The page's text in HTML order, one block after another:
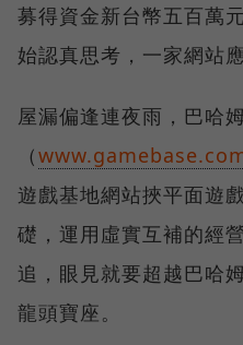
募得資金新台幣五百萬
始認真思考，一家網站
屋漏偏逢連夜雨，巴哈
（
遊戲基地網站挾平面遊
礎，運用虛實互補的經
追，眼見就要超越巴哈
龍頭寶座。